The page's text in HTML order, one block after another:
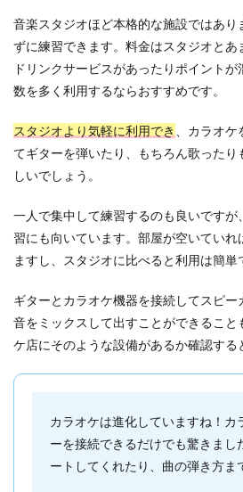
音楽スタジオほど本格的な施設ではあ
ずに練習できます。料金はスタジオとあ
ドリンクサービスがあったりポイント
数を多く利用するならおすすめです。
スタジオより気軽に利用でき
、カラオ
てギターを弾いたり、もちろん歌ったり
しいでしょう。
一人で集中して練習するのも良いですが
習にも向いています。部屋が空いてい
ますし、スタジオに比べると利用は簡単
ギターとカラオケ機器を接続してスピ
音をミックスして出すことができること
ケ店にそのような設備があるか確認する
カラオケは進化していますね！カ
ーを接続できるだけでも驚きまし
ートしてくれたり、曲の弾き方ま